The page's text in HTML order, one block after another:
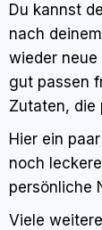
Du kannst
nach
wieder neue
gut passen
Zutaten, die
Hier ein
noch
persönliche
Viele